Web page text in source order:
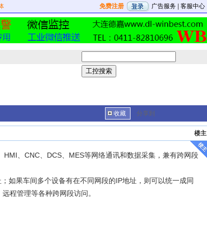
免费注册 广告服务 客服中心
收藏 分享到
楼主
、CNC、DCS、MES等网络通讯和数据采集，兼有跨网段
如果车间多个设备有在不同网段的IP地址，则可以统一成同
程管理等各种跨网段访问。